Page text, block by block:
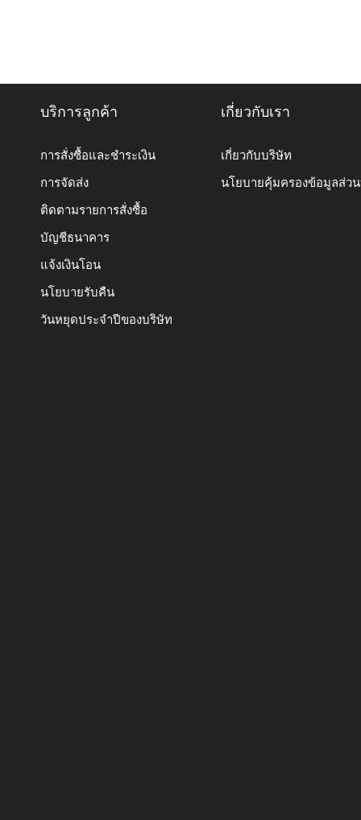
บริการลูกค้า
การสั่งซื้อและชำระเงิน
การจัดส่ง
ติดตามรายการสั่งซื้อ
บัญชีธนาคาร
แจ้งเงินโอน
นโยบายรับคืน
วันหยุดประจำปีของบริษัท
เกี่ยวกับเรา
เกี่ยวกับบริษัท
นโยบายคุ้มครองข้อมูลส่ว